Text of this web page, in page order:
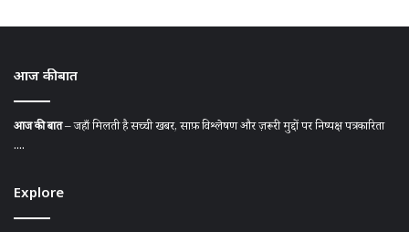
आज की बात
आज की बात– जहाँ मिलती है सच्ची खबर, साफ़ विश्लेषण और ज़रूरी मुद्दों पर निष्पक्ष पत्रकारिता
....
Explore